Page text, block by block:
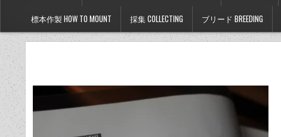
標本作製 HOW TO MOUNT 採集 COLLECTING ブリード BREEDING